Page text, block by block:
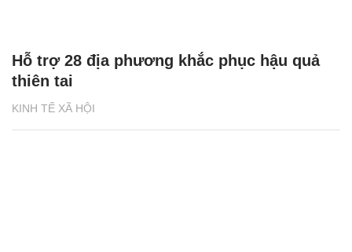
KINH TẾ XÃ HỘI
Hỗ trợ 28 địa phương khắc phục hậu quả
thiên tai